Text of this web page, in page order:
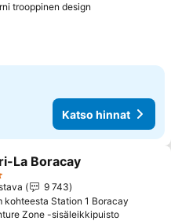
trooppinen design
Katso hinnat
suosikkeihin
La Boracay
9 743
kohteesta Station 1 Boracay
Zone -sisäleikkipuisto